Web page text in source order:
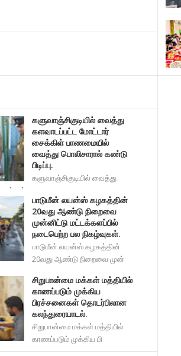
களுவாஞ்சிகுடியில் வைத்து
களவாடப்பட்ட மோட்டார்
சைக்கிள் பாணமையில்
வைத்து பொலிசாரால் கண்டு
பிடிப்பு.
களுவாஞ்சிகுடியில் வைத்து
சைக
பாடுமீன் லயன்ஸ் கழகத்தின்
20வது ஆண்டு நிறைவை
முன்னிட்டு மட்டக்களப்பில்
நடைபெற்ற பல நிகழ்வுகள்.
பாடுமீன் லயன்ஸ் கழகத்தின்
20வது ஆண்டு நிறைவை முன்
சிறுபான்மை மக்கள் மத்தியில்
காணப்படும் முக்கிய
பிரச்சனைகள் தொடர்பிலான
கலந்துரையாடல்.
சிறுபான்மை மக்கள் மத்தியில்
காணப்படும் முக்கிய பி